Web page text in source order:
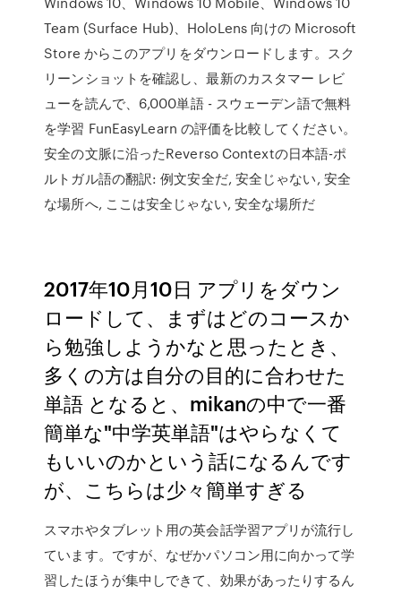
Team (Surface Hub)、HoloLens 向けの Microsoft
Store からこのアプリをダウンロードします。スク
リーンショットを確認し、最新のカスタマー レビ
ューを読んで、6,000単語 - スウェーデン語で無料
を学習 FunEasyLearn の評価を比較してください。
安全の文脈に沿ったReverso Contextの日本語-ポ
ルトガル語の翻訳: 例文安全だ, 安全じゃない, 安全
な場所へ, ここは安全じゃない, 安全な場所だ
2017年10月10日 アプリをダウン
ロードして、まずはどのコースか
ら勉強しようかなと思ったとき、
多くの方は自分の目的に合わせた
単語 となると、mikanの中で一番
簡単な"中学英単語"はやらなくて
もいいのかという話になるんです
が、こちらは少々簡単すぎる
スマホやタブレット用の英会話学習アプリが流行し
ています。ですが、なぜかパソコン用に向かって学
習したほうが集中しできて、効果があったりするん